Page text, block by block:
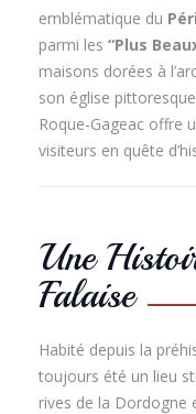
emblématique du
parmi les “Plus
maisons dorées à
son église
Roque-Gageac offre
visiteurs en quête
Une
Falaise
Habité depuis la
toujours été un lieu
rives de la Dordogne